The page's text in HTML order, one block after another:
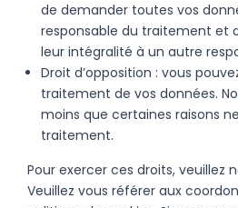
de demander toutes vos
responsable du traitement et
leur intégralité à un autre
Droit d’opposition : vous
traitement de vos données.
moins que certaines raisons
traitement.
Pour exercer ces droits, veuillez
Veuillez vous référer aux